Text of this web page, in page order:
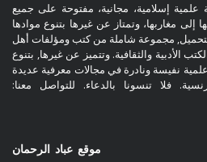
علمية إسلامية، مجانية، مفتوحة على جميع
إلى مغاربها، وتمتاز عن غيرها بتنوع موادها
للتحميل, مجموعة شاملة من كتب ومؤلفات أهل
الأدبية والثقافية. وتتميز عن غيرها, بتنوع
نفيسة ونادرة في مجالات معرفية عديدة
فلا تنسونا بالدعاء. للتواصل معنا:
موقع عباد الرحمان